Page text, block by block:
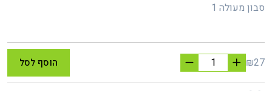
סבון מעולה 1
₪27 הוסף לסל